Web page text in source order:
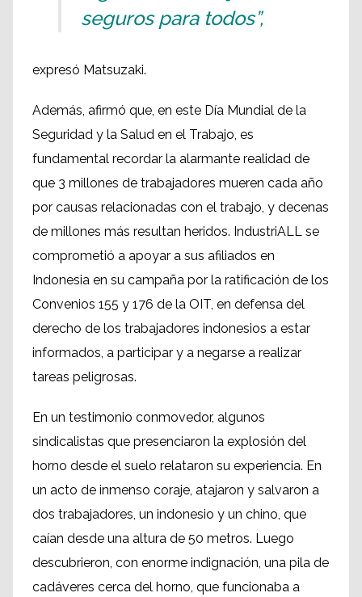
seguros para todos”,
expresó Matsuzaki.
Además, afirmó que, en este Día Mundial de la
Seguridad y la Salud en el Trabajo, es
fundamental recordar la alarmante realidad de
que 3 millones de trabajadores mueren cada año
por causas relacionadas con el trabajo, y decenas
de millones más resultan heridos. IndustriALL se
comprometió a apoyar a sus afiliados en
Indonesia en su campaña por la ratificación de los
Convenios 155 y 176 de la OIT, en defensa del
derecho de los trabajadores indonesios a estar
informados, a participar y a negarse a realizar
tareas peligrosas.
En un testimonio conmovedor, algunos
sindicalistas que presenciaron la explosión del
horno desde el suelo relataron su experiencia. En
un acto de inmenso coraje, atajaron y salvaron a
dos trabajadores, un indonesio y un chino, que
caían desde una altura de 50 metros. Luego
descubrieron, con enorme indignación, una pila de
cadáveres cerca del horno, que funcionaba a